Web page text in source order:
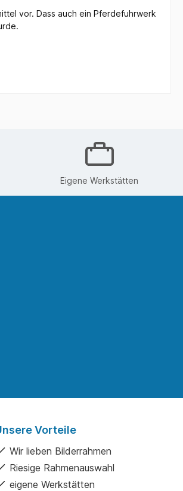
vor. Dass auch ein Pferdefuhrwerk
Eigene Werkstätten
Vorteile
Wir lieben Bilderrahmen
Riesige Rahmenauswahl
eigene Werkstätten